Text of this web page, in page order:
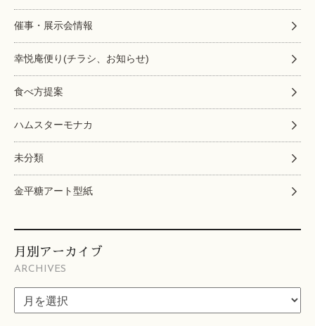
催事・展示会情報
幸悦庵便り(チラシ、お知らせ)
食べ方提案
ハムスターモナカ
未分類
金平糖アート型紙
月別アーカイブ
ARCHIVES